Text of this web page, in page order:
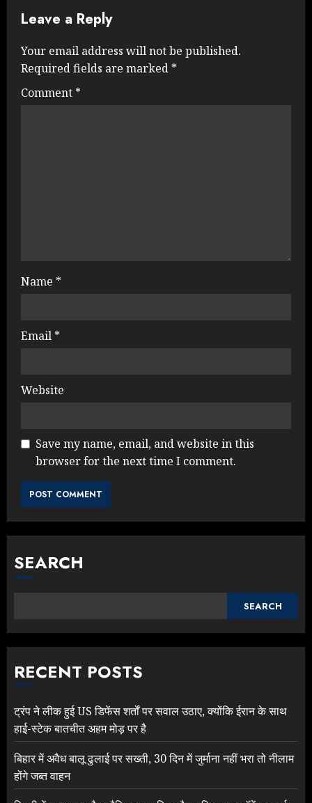
Leave a Reply
Your email address will not be published.
Required fields are marked *
Comment *
Name *
Email *
Website
Save my name, email, and website in this
browser for the next time I comment.
SEARCH
SEARCH
RECENT POSTS
ट्रंप ने लीक हुई US डिफेंस शर्तों पर सवाल उठाए, क्योंकि ईरान के साथ
हाई-स्टेक बातचीत अहम मोड़ पर है
बिहार में अवैध बालू ढुलाई पर सख्ती, 30 दिन में जुर्माना नहीं भरा तो नीलाम
होंगे जब्त वाहन